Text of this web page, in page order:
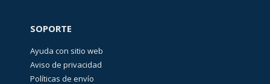
SOPORTE
Ayuda con sitio web
Aviso de privacidad
Políticas de envío